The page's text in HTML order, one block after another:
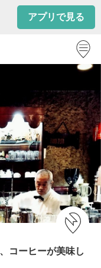
アプリで見る
コーヒーが美味し